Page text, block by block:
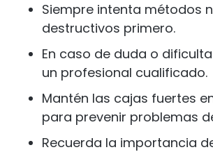
Siempre intenta métodos
destructivos primero.
En caso de duda o
un profesional cualificado.
Mantén las cajas fuertes
para prevenir problemas
Recuerda la importancia